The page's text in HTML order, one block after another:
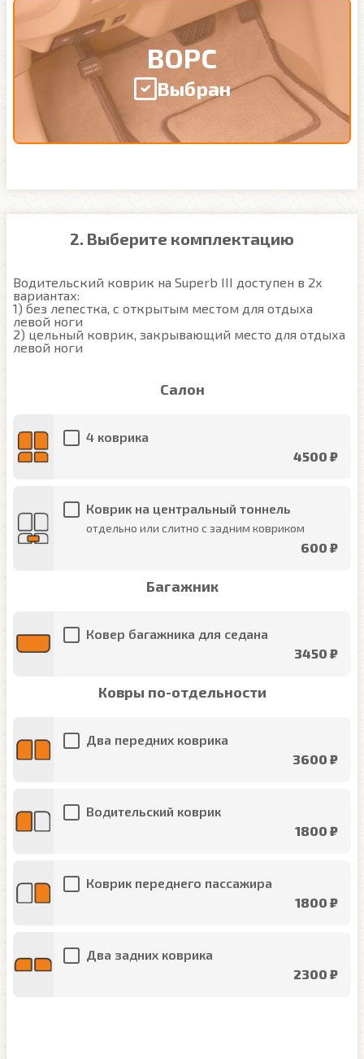
ВОРС
Выбран
2. Выберите комплектацию
Водительский коврик на Superb III доступен в 2х
вариантах:
1) без лепестка, с открытым местом для отдыха
левой ноги
2) цельный коврик, закрывающий место для отдыха
левой ноги
Салон
4 коврика
4500 ₽
Коврик на центральный тоннель
отдельно или слитно с задним ковриком
600 ₽
Багажник
Ковер багажника для седана
3450 ₽
Ковры по-отдельности
Два передних коврика
3600 ₽
Водительский коврик
1800 ₽
Коврик переднего пассажира
1800 ₽
Два задних коврика
2300 ₽